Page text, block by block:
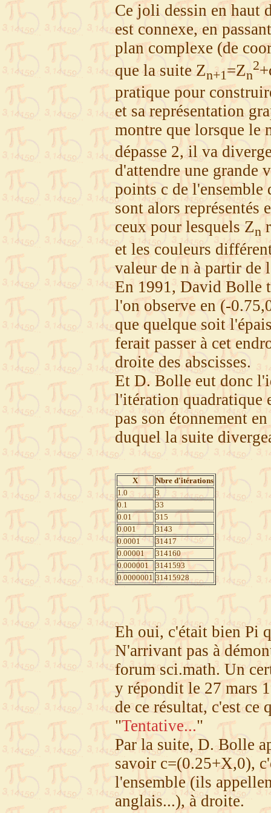
Ce joli dessin en haut
est connexe, en
plan complexe (de
que la suite Zn+1=Zn
2
pratique pour
et sa représentation
montre que lorsque le
dépasse 2, il va
d'attendre une grande
points c de l'ensemble
sont alors représentés
ceux pour lesquels Zn
et les couleurs
valeur de n à partir de
En 1991, David Bolle
l'on observe en (-
que quelque soit
ferait passer à cet
droite des abscisses.
Et D. Bolle eut donc
l'itération quadratique
pas son étonnement
duquel la suite
X
Nbre d'itérations
1.0
3
0.1
33
0.01
315
0.001
3143
0.0001
31417
0.00001
314160
0.000001
3141593
0.0000001 31415928
Eh oui, c'était bien Pi
N'arrivant pas à
forum sci.math. Un
y répondit le 27 mars
de ce résultat, c'est ce
"Tentative..."
Par la suite, D. Bolle
savoir c=(0.25+X,0),
l'ensemble (ils
anglais...), à droite.